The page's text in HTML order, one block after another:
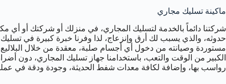
ماكينة تسليك مجاري
شركتنا دائماً بالخدمة لتسليك المجاري، في منزلك أو شركتك أو أي
حدوثه، والذي يسبب لك أرق وإنزعاج، لذا وفرنا خبرة كبيرة في
مستوردة وصيانته من دخول أي أجسام صلبة، معقدة من خلال
الكبير من الوقت والتعب، باستخدامنا جهاز تسليك المجاري، دون
رواسب بها، وإضافة لكافة معدات شفط الحديثة، وجودة ودقة في